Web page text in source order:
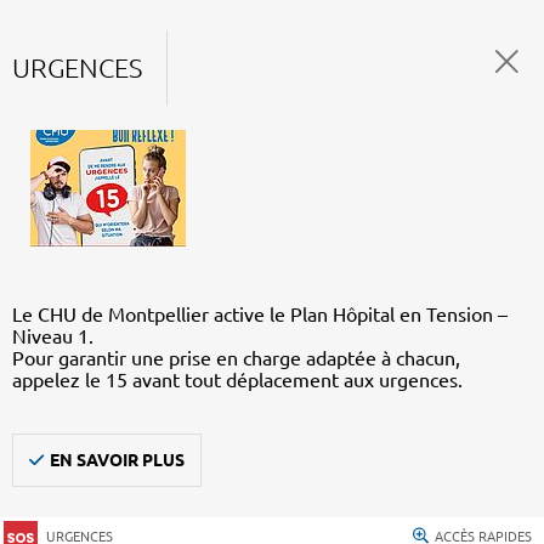
URGENCES
Le CHU de Montpellier active le Plan Hôpital en Tension –
Niveau 1.
Pour garantir une prise en charge adaptée à chacun,
appelez le 15 avant tout déplacement aux urgences.
EN SAVOIR PLUS
URGENCES ACCÈS RAPIDES